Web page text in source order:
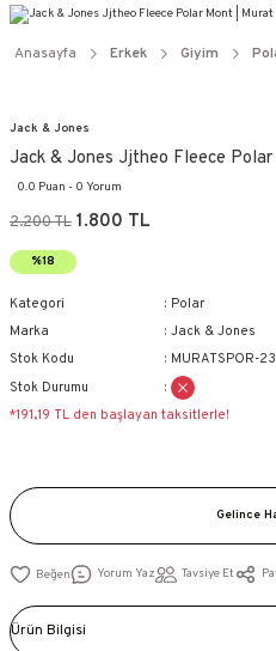
Anasayfa Erkek Giyim
Jack & Jones
Jack & Jones Jjtheo Fleece
0.0 Puan - 0 Yorum
2.200 TL 1.800 TL
%18
Kategori
Polar
Marka
Jack & Jones
Stok Kodu
MURATSPOR-
Stok Durumu
*191,19 TL den başlayan taksitlerle!
Gelince
Yorum Yaz Tavsiye Et
Ürün Bilgisi